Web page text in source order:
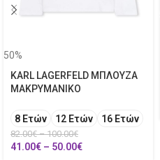
50%
KARL LAGERFELD ΜΠΛΟΥΖΑ
ΜΑΚΡΥΜΑΝΙΚΟ
8 Ετών 12 Ετών 16 Ετών
82.00€ – 100.00€
41.00€ – 50.00€